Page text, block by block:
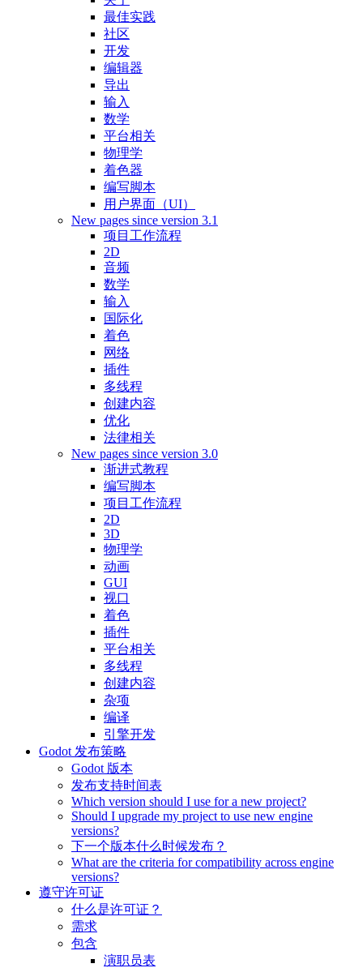
最佳实践
社区
开发
编辑器
导出
输入
数学
平台相关
物理学
着色器
编写脚本
用户界面（UI）
New pages since version 3.1
项目工作流程
2D
音频
数学
输入
国际化
着色
网络
插件
多线程
创建内容
优化
法律相关
New pages since version 3.0
渐进式教程
编写脚本
项目工作流程
2D
3D
物理学
动画
GUI
视口
着色
插件
平台相关
多线程
创建内容
杂项
编译
引擎开发
Godot 发布策略
Godot 版本
发布支持时间表
Which version should I use for a new project?
Should I upgrade my project to use new engine
versions?
下一个版本什么时候发布？
What are the criteria for compatibility across engine
versions?
遵守许可证
什么是许可证？
需求
包含
演职员表